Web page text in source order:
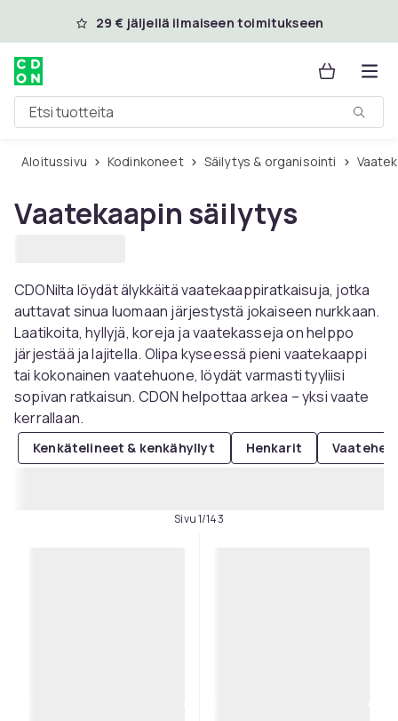
Ohita ja siirry pääsisältöön
29 € jäljellä ilmaiseen toimitukseen
Etsi tuotteita
Aloitussivu Kodinkoneet Säilytys & organisointi
Vaatekaapin säilytys
CDONilta löydät älykkäitä vaatekaappiratkaisuja, jotka
auttavat sinua luomaan järjestystä jokaiseen nurkkaan.
Laatikoita, hyllyjä, koreja ja vaatekasseja on helppo
järjestää ja lajitella. Olipa kyseessä pieni vaatekaappi
tai kokonainen vaatehuone, löydät varmasti tyyliisi
sopivan ratkaisun. CDON helpottaa arkea – yksi vaate
kerrallaan.
Kenkätelineet & kenkähyllyt Henkarit
Sivu 1/143